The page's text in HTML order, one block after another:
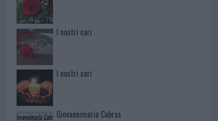
I nostri cari
I nostri cari
Giovannimaria Cabras